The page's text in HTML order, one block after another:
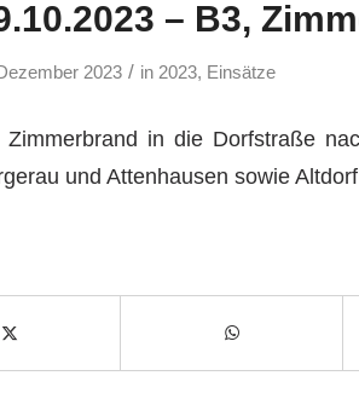
– B3,
2023 / in 2023, Einsätze
in die Dorfstraße
und Attenhausen sowie